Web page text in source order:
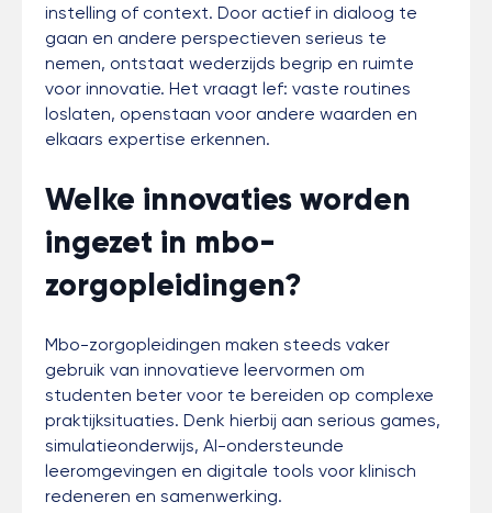
instelling of context. Door actief in dialoog te
gaan en andere perspectieven serieus te
nemen, ontstaat wederzijds begrip en ruimte
voor innovatie. Het vraagt lef: vaste routines
loslaten, openstaan voor andere waarden en
elkaars expertise erkennen.
Welke innovaties worden
ingezet in mbo-
zorgopleidingen?
Mbo-zorgopleidingen maken steeds vaker
gebruik van innovatieve leervormen om
studenten beter voor te bereiden op complexe
praktijksituaties. Denk hierbij aan serious games,
simulatieonderwijs, AI-ondersteunde
leeromgevingen en digitale tools voor klinisch
redeneren en samenwerking.